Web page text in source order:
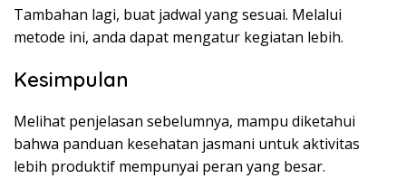
Tambahan lagi, buat jadwal yang sesuai. Melalui
metode ini, anda dapat mengatur kegiatan lebih.
Kesimpulan
Melihat penjelasan sebelumnya, mampu diketahui
bahwa panduan kesehatan jasmani untuk aktivitas
lebih produktif mempunyai peran yang besar.